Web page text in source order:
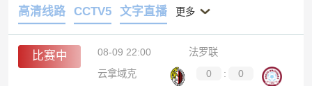
高清线路
CCTV5 文字直播 更多
比赛中 08-09 22:00
法罗联
云拿域克
0 :
0